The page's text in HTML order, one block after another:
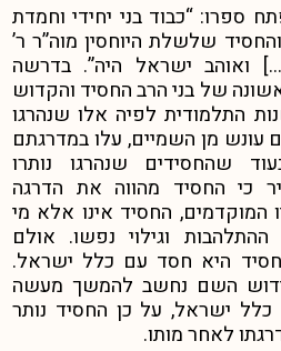
ספרו: “כבוד בני יחידי וחמדת
שלשלת היוחסין מוה”ר ר’
ואוהב ישראל היה”. בדרשה
של בני הרב החסיד והקדוש
התלמודית לפיה אלו שנהרגו
עונש מן השמיים, עלו במדרגתם
שהחסידים שנהרגו נותרו
כי החסיד מהווה את הדרגה
המוקדמים, החסיד אינו אלא מי
וגילוי נפשו. אולם
היא חסד עם כלל ישראל.
השם נחשב להמשך מעשה
ישראל, על כן החסיד נותר
לאחר מותו.